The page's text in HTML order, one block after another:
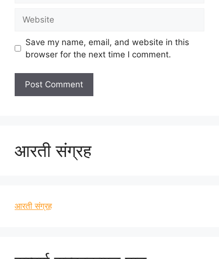
Save my name, email, and website in this
browser for the next time I comment.
आरती संग्रह
आरती संग्रह